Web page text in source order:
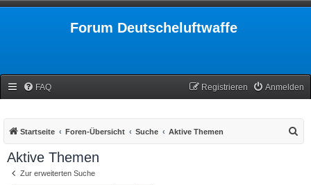
Forum Deutscheluftwaffe
FAQ Anmelden
Registrieren
Startseite Foren-Übersicht Suche Aktive Themen
Aktive Themen
Zur erweiterten Suche